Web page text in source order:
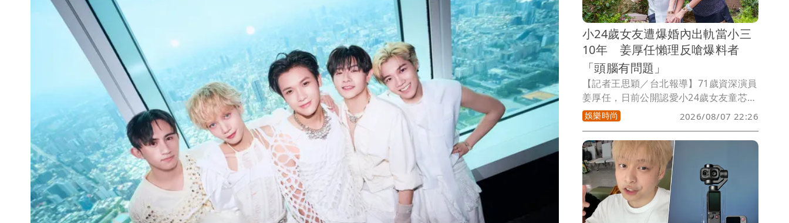
小24歲女友遭爆婚內出軌當小三
10年 姜厚任懶理反嗆爆料者
「頭腦有問題」
【記者王思穎／台北報導】71歲資深演員
姜厚任，日前公開認愛小24歲女友童芯
（本名陳苡孋），大方受訪，沒想到童芯
先被質疑台大「3碩1博」學霸學歷造假，
三封證明兩人七世情緣的76年明信片也遭
疑，現在又有女網友跳出來爆料，陳苡孋
是破壞婚姻的小三，姜厚任對此也回應
了。
娛樂時尚 2026/08/07 22:26